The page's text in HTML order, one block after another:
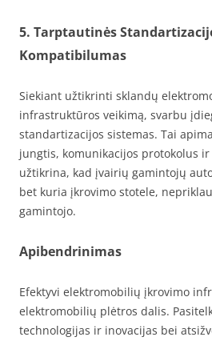
5. Tarptautinės
Kompatibilumas
Siekiant užtikrinti sklandų
infrastruktūros veikimą, svarbu
standartizacijos sistemas. Tai
jungtis, komunikacijos protokolus
užtikrina, kad įvairių gamintojų
bet kuria įkrovimo stotele,
gamintojo.
Apibendrinimas
Efektyvi elektromobilių įkrovimo
elektromobilių plėtros dalis.
technologijas ir inovacijas bei